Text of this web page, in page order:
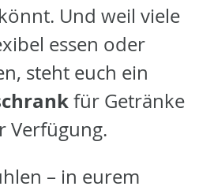
Und weil viele
essen oder
steht euch ein
für Getränke
Verfügung.
– in eurem